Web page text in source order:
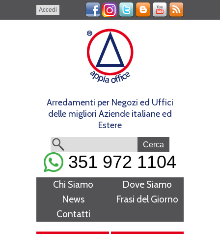
Accedi
Arredamenti per Negozi ed Uffici
delle migliori Aziende italiane ed
Estere
351 972 1104
Chi Siamo
Dove Siamo
News
Frasi del Giorno
Contatti